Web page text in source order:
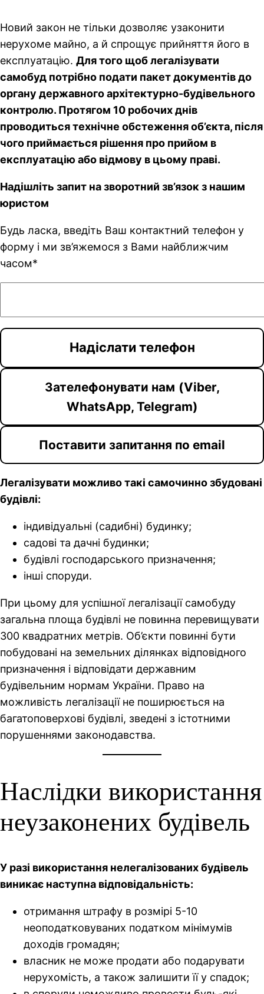
Новий закон не тільки дозволяє узаконити
нерухоме майно, а й спрощує прийняття його в
експлуатацію. Для того щоб легалізувати
самобуд потрібно подати пакет документів до
органу державного архітектурно-будівельного
контролю. Протягом 10 робочих днів
проводиться технічне обстеження об’єкта, після
чого приймається рішення про прийом в
експлуатацію або відмову в цьому праві.
Надішліть запит на зворотний зв’язок з нашим
юристом
Будь ласка, введіть Ваш контактний телефон у
форму і ми зв’яжемося з Вами найближчим
часом*
Зателефонувати нам (Viber,
WhatsApp, Telegram)
Поставити запитання по email
Легалізувати можливо такі самочинно збудовані
будівлі:
індивідуальні (садибні) будинку;
садові та дачні будинки;
будівлі господарського призначення;
інші споруди.
При цьому для успішної легалізації самобуду
загальна площа будівлі не повинна перевищувати
300 квадратних метрів. Об’єкти повинні бути
побудовані на земельних ділянках відповідного
призначення і відповідати державним
будівельним нормам України. Право на
можливість легалізації не поширюється на
багатоповерхові будівлі, зведені з істотними
порушеннями законодавства.
Наслідки використання
неузаконених будівель
У разі використання нелегалізованих будівель
виникає наступна відповідальність:
отримання штрафу в розмірі 5-10
неоподатковуваних податком мінімумів
доходів громадян;
власник не може продати або подарувати
нерухомість, а також залишити її у спадок;